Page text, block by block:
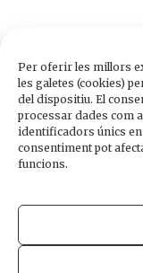
Per oferir les millors
les galetes (cookies)
del dispositiu. El
processar dades com
identificadors únics
consentiment pot
funcions.